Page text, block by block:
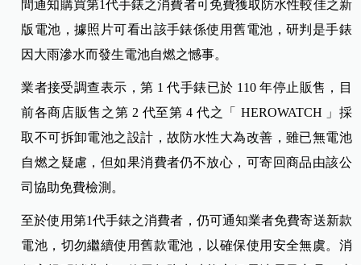
間通知購買第1代手錶之消費者可免費獲取防水性較佳之新
版電池，據照片可看出該手錶係使用舊電池，研判是手錶
因大雨滲水而發生電池自燃之憾事。
業者接受調查表示，第 1 代手錶已於 110 年停止販售，目
前各商店販售之第 2 代至第 4 代之「 HEROWATCH 」採
取不可拆卸電池之設計，故防水性大為改善，雖已無電池
自燃之疑慮，但如果消費者仍不放心，可寄回商品由該公
司協助免費檢測。
至於使用第1代手錶之消費者，仍可通知業者免費寄送新款
電池，切勿繼續使用舊款電池，以確保使用安全無虞。消